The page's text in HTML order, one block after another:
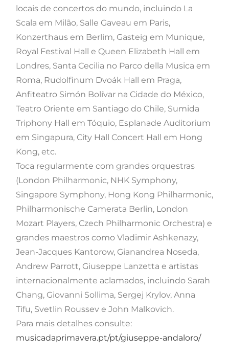
locais de concertos do mundo, incluindo La
Scala em Milão, Salle Gaveau em Paris,
Konzerthaus em Berlim, Gasteig em Munique,
Royal Festival Hall e Queen Elizabeth Hall em
Londres, Santa Cecilia no Parco della Musica em
Roma, Rudolfinum Dvoák Hall em Praga,
Anfiteatro Simón Bolívar na Cidade do México,
Teatro Oriente em Santiago do Chile, Sumida
Triphony Hall em Tóquio, Esplanade Auditorium
em Singapura, City Hall Concert Hall em Hong
Kong, etc.
Toca regularmente com grandes orquestras
(London Philharmonic, NHK Symphony,
Singapore Symphony, Hong Kong Philharmonic,
Philharmonische Camerata Berlin, London
Mozart Players, Czech Philharmonic Orchestra) e
grandes maestros como Vladimir Ashkenazy,
Jean-Jacques Kantorow, Gianandrea Noseda,
Andrew Parrott, Giuseppe Lanzetta e artistas
internacionalmente aclamados, incluindo Sarah
Chang, Giovanni Sollima, Sergej Krylov, Anna
Tifu, Svetlin Roussev e John Malkovich.
Para mais detalhes consulte:
musicadaprimavera.pt/pt/giuseppe-andaloro/